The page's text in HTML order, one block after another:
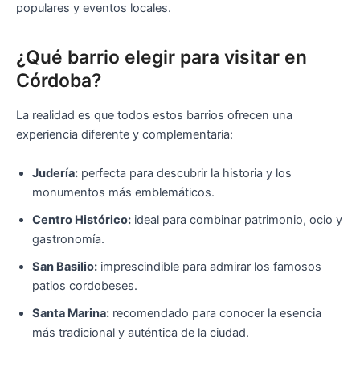
populares y eventos locales.
¿Qué barrio elegir para visitar en
Córdoba?
La realidad es que todos estos barrios ofrecen una
experiencia diferente y complementaria:
Judería: perfecta para descubrir la historia y los
monumentos más emblemáticos.
Centro Histórico: ideal para combinar patrimonio, ocio y
gastronomía.
San Basilio: imprescindible para admirar los famosos
patios cordobeses.
Santa Marina: recomendado para conocer la esencia
más tradicional y auténtica de la ciudad.